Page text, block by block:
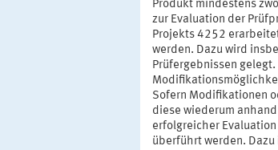
Produkt mindestens
zur Evaluation der
Projekts 4252
werden. Dazu wird
Prüfergebnissen
Sofern Modifikationen
diese wiederum
erfolgreicher
überführt werden.